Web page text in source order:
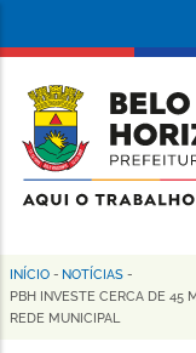
conteúdo
principal
da
Prefeitura
de
Horizonte
Trilha
de
INÍCIO - NOTÍCIAS -
PBH INVESTE CERCA DE 45
REDE MUNICIPAL